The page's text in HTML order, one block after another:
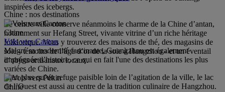
inspirées des icebergs.
Le centre-ville conserve néanmoins le charme de la Chine d’antan,
notamment sur Hefang Street, vivante vitrine d’un riche héritage
folklorique. Vous y trouverez des maisons de thé, des magasins de
soie - témoins de l’âge d’or de la soie à Hangzhou - et un éventail
d’objets artisanaux locaux.
Bien plus qu’un refuge paisible loin de l’agitation de la ville, le lac
de l’Ouest est aussi au centre de la tradition culinaire de Hangzhou.
Chine : nos destinations
Chine
Vols vers Canton
Malgré sa modernité fascinante, Guangzhou est également
imprégnée d’histoire, ce qui en fait l'une des destinations les plus
variées de Chine.
Chine